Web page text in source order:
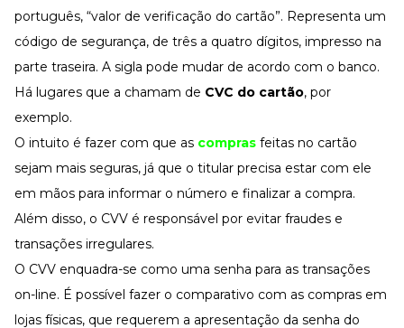
E-book
Ferramentas e Templates
Para agilizar o seu trabalho
Infográfico
Conteúdo prático e rápido
Kits
Lives
Newsletters
português, “valor de verificação do cartão”. Representa um
código de segurança, de três a quatro dígitos, impresso na
parte traseira. A sigla pode mudar de acordo com o banco.
Há lugares que a chamam de CVC do cartão, por
exemplo.
O intuito é fazer com que as compras feitas no cartão
sejam mais seguras, já que o titular precisa estar com ele
em mãos para informar o número e finalizar a compra.
Além disso, o CVV é responsável por evitar fraudes e
transações irregulares.
O CVV enquadra-se como uma senha para as transações
on-line. É possível fazer o comparativo com as compras em
lojas físicas, que requerem a apresentação da senha do